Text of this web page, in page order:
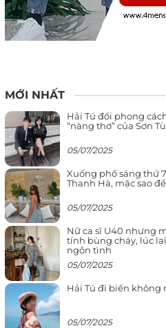
MỚI NHẤT
Hải Tú đổi phong
“nàng thơ” của Sơn
05/07/2025
Xuống phố sáng thứ
Thanh Hà, mặc sao
05/07/2025
Nữ ca sĩ U40 nhưng
tính bùng cháy, lúc
ngôn tình
05/07/2025
Hải Tú đi biển không
05/07/2025